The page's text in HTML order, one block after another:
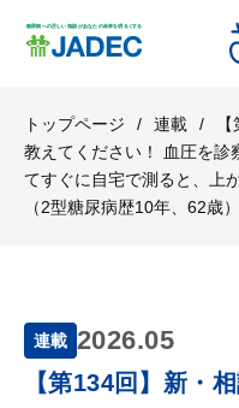
トップページ / 連載 /
教えてください！ 血圧を診
てすぐに自宅で測ると、上
（2型糖尿病歴10年、62歳）
連載 2026.05
【第134回】新・